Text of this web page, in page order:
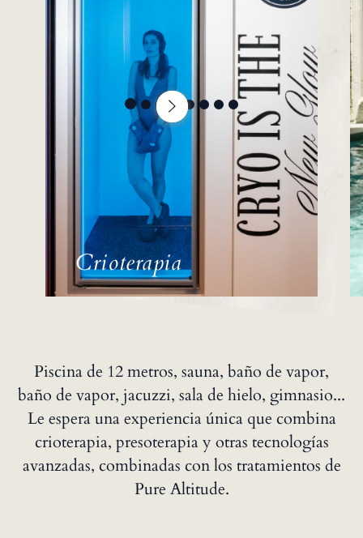
Piscina de 12 metros, sauna, baño de vapor,
baño de vapor, jacuzzi, sala de hielo, gimnasio...
Le espera una experiencia única que combina
crioterapia, presoterapia y otras tecnologías
avanzadas, combinadas con los tratamientos de
Pure Altitude.
Crioterapia